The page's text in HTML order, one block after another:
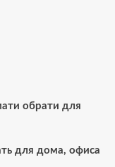
обрати для
для дома, офиса